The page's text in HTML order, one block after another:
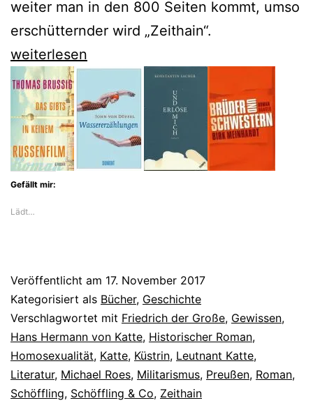
weiter man in den 800 Seiten kommt, umso
erschütternder wird „Zeithain“.
In
Zeithain
setzt
Michael
Roes
Hans
Katte
weiterlesen
Gefällt mir:
Lädt…
Veröffentlicht am 17. November 2017
Kategorisiert als Bücher, Geschichte
Verschlagwortet mit Friedrich der Große, Gewissen,
Hans Hermann von Katte, Historischer Roman,
Homosexualität, Katte, Küstrin, Leutnant Katte,
Literatur, Michael Roes, Militarismus, Preußen, Roman,
Schöffling, Schöffling & Co, Zeithain